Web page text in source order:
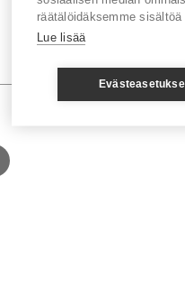
räätälöidäksemme
Lue lisää